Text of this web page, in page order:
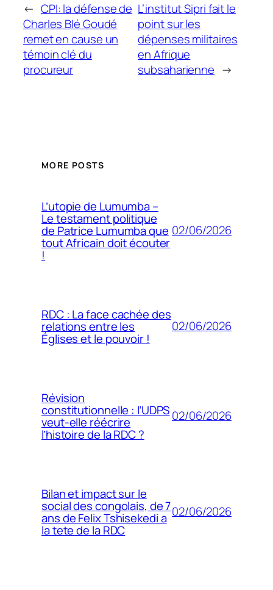
← CPI: la défense de
Charles Blé Goudé
remet en cause un
témoin clé du
procureur
L’institut Sipri fait le
point sur les
dépenses militaires
en Afrique
subsaharienne →
MORE POSTS
L’utopie de Lumumba –
Le testament politique
de Patrice Lumumba que
tout Africain doit écouter
!
02/06/2026
RDC : La face cachée des
relations entre les
Églises et le pouvoir !
02/06/2026
Révision
constitutionnelle : l’UDPS
veut-elle réécrire
l’histoire de la RDC ?
02/06/2026
Bilan et impact sur le
social des congolais, de 7
ans de Felix Tshisekedi a
la tete de la RDC
02/06/2026